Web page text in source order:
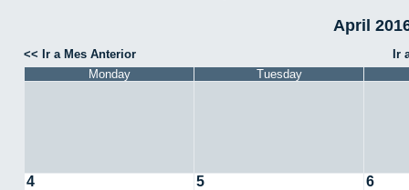
April
<< Ir a Mes Anterior
Ir
Monday
Tuesday
4 5 6